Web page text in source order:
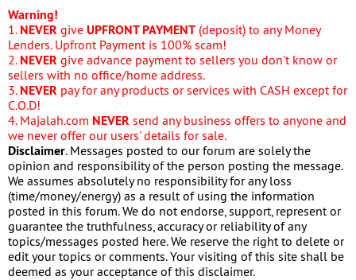
Warning!
1. NEVER give UPFRONT PAYMENT (deposit) to any Money
Lenders. Upfront Payment is 100% scam!
2. NEVER give advance payment to sellers you don't know or
sellers with no office/home address.
3. NEVER pay for any products or services with CASH except for
C.O.D!
4. Majalah.com NEVER send any business offers to anyone and
we never offer our users' details for sale.
Disclaimer. Messages posted to our forum are solely the
opinion and responsibility of the person posting the message.
We assumes absolutely no responsibility for any loss
(time/money/energy) as a result of using the information
posted in this forum. We do not endorse, support, represent or
guarantee the truthfulness, accuracy or reliability of any
topics/messages posted here. We reserve the right to delete or
edit your topics or comments. Your visiting of this site shall be
deemed as your acceptance of this disclaimer.